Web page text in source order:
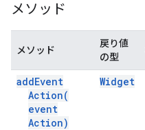
メソッド
メソッド
戻り値
の型
addEvent
Action(
event
Action)
Widget